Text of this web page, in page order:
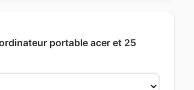
portable acer et 25